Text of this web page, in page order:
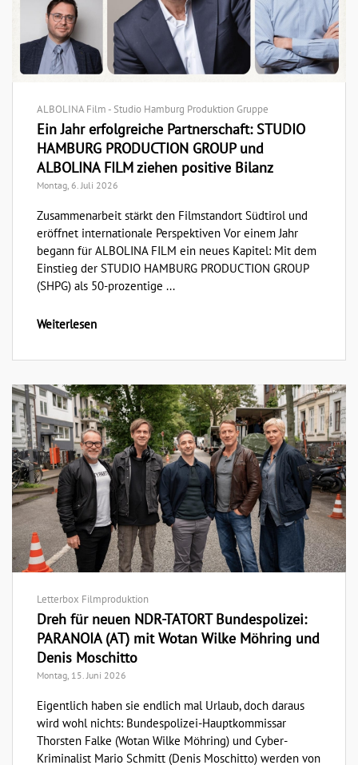
ALBOLINA Film - Studio Hamburg Produktion Gruppe
Ein Jahr erfolgreiche Partnerschaft: STUDIO
HAMBURG PRODUCTION GROUP und
ALBOLINA FILM ziehen positive Bilanz
Montag, 6. Juli 2026
Zusammenarbeit stärkt den Filmstandort Südtirol und
eröffnet internationale Perspektiven Vor einem Jahr
begann für ALBOLINA FILM ein neues Kapitel: Mit dem
Einstieg der STUDIO HAMBURG PRODUCTION GROUP
(SHPG) als 50-prozentige ...
Weiterlesen
Letterbox Filmproduktion
Dreh für neuen NDR-TATORT Bundespolizei:
PARANOIA (AT) mit Wotan Wilke Möhring und
Denis Moschitto
Montag, 15. Juni 2026
Eigentlich haben sie endlich mal Urlaub, doch daraus
wird wohl nichts: Bundespolizei-Hauptkommissar
Thorsten Falke (Wotan Wilke Möhring) und Cyber-
Kriminalist Mario Schmitt (Denis Moschitto) werden von